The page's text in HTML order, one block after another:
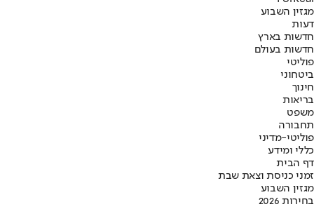
מגזין השבוע
דעות
חדשות בארץ
חדשות בעולם
פוליטי
ביטחוני
חינוך
בריאות
משפט
תחבורה
פוליטי-מדיני
כללי ומידע
דף הבית
זמני כניסת וצאת שבת
מגזין השבוע
בחירות 2026